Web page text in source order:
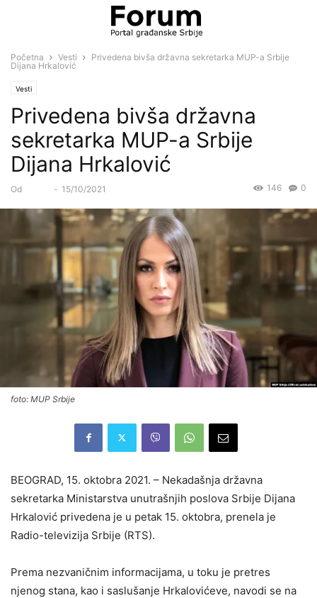
Početna Vesti
Privedena bivša državna sekretarka MUP-a Srbije
Dijana Hrkalović
Vesti
Privedena bivša državna
sekretarka MUP-a Srbije
Dijana Hrkalović
Od - 15/10/2021 0
146
foto: MUP Srbije
BEOGRAD, 15. oktobra 2021. – Nekadašnja državna
sekretarka Ministarstva unutrašnjih poslova Srbije Dijana
Hrkalović privedena je u petak 15. oktobra, prenela je
Radio-televizija Srbije (RTS).
Prema nezvaničnim informacijama, u toku je pretres
njenog stana, kao i saslušanje Hrkalovićeve, navodi se na